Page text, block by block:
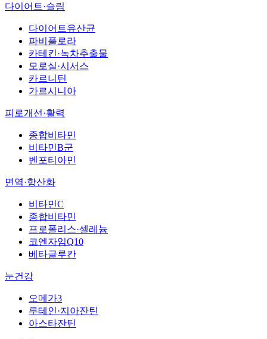
다이어트·슬림
다이어트유산균
파비플로라
카테킨·녹차추출물
모로실·시서스
카르니틴
가르시니아
피로개선·활력
종합비타민
비타민B군
벤포티아민
면역·항산화
비타민C
종합비타민
프로폴리스·셀레늄
코엔자임Q10
베타글루칸
눈건강
오메가3
루테인·지아잔틴
아스타잔틴